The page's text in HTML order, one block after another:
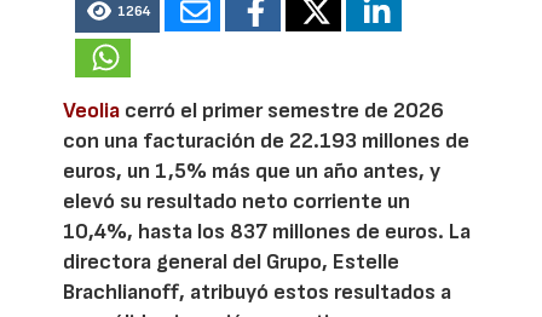
1264
Veolia cerró el primer semestre de 2026
con una facturación de 22.193 millones de
euros, un 1,5% más que un año antes, y
elevó su resultado neto corriente un
10,4%, hasta los 837 millones de euros. La
directora general del Grupo, Estelle
Brachlianoff, atribuyó estos resultados a